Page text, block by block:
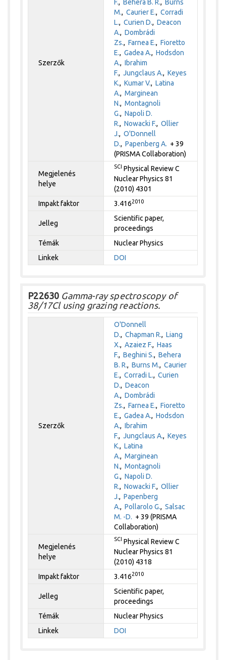
Szerzők
F., Behera B. R., Burns
M.,Caurier E.,Corradi
L.,Curien D.,Deacon
A.,Dombrádi
Zs.,Farnea E.,Fioretto
E.,Gadea A.,Hodsdon
A.,Ibrahim
F.,Jungclaus A.,Keyes
K.,Kumar V.,Latina
A.,Marginean
N.,Montagnoli
G.,Napoli D.
R.,Nowacki F.,Ollier
J.,O'Donnell
D.,Papenberg A. + 39
(PRISMA Collaboration)
Megjelenés
helye
SCI Physical Review C
Nuclear Physics 81
(2010) 4301
Impakt faktor
3.4162010
Jelleg
Scientific paper,
proceedings
Témák
Nuclear Physics
Linkek
DOI
P22630 Gamma-ray spectroscopy of
38/17Cl using grazing reactions.
Szerzők
O'Donnell
D.,Chapman R.,Liang
X.,Azaiez F.,Haas
F.,Beghini S.,Behera
B. R.,Burns M.,Caurier
E.,Corradi L.,Curien
D.,Deacon
A.,Dombrádi
Zs.,Farnea E.,Fioretto
E.,Gadea A.,Hodsdon
A.,Ibrahim
F.,Jungclaus A.,Keyes
K.,Latina
A.,Marginean
N.,Montagnoli
G.,Napoli D.
R.,Nowacki F.,Ollier
J.,Papenberg
A.,Pollarolo G.,Salsac
M. -D. + 39 (PRISMA
Collaboration)
Megjelenés
helye
SCI Physical Review C
Nuclear Physics 81
(2010) 4318
Impakt faktor
3.4162010
Jelleg
Scientific paper,
proceedings
Témák
Nuclear Physics
Linkek
DOI